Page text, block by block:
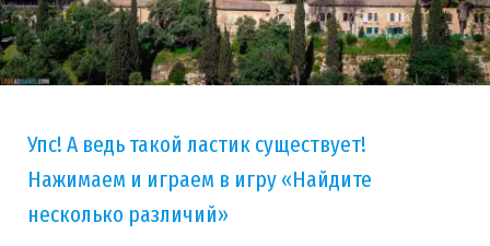
Упс! А ведь такой ластик существует!
Нажимаем и играем в игру «Найдите
несколько различий»